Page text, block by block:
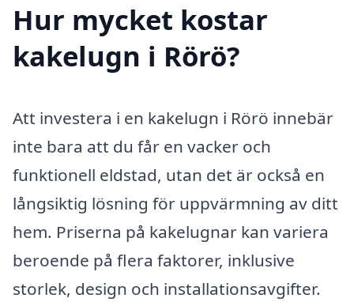
Hur mycket kostar
kakelugn i Rörö?
Att investera i en kakelugn i Rörö innebär
inte bara att du får en vacker och
funktionell eldstad, utan det är också en
långsiktig lösning för uppvärmning av ditt
hem. Priserna på kakelugnar kan variera
beroende på flera faktorer, inklusive
storlek, design och installationsavgifter.